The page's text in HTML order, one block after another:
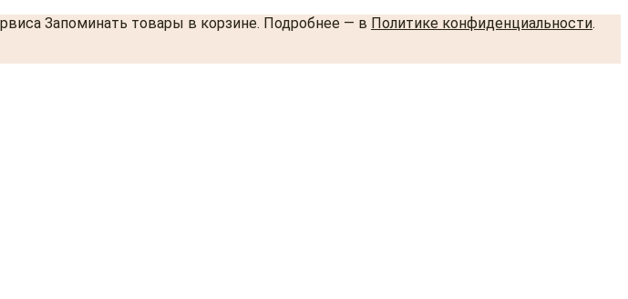
Запоминать товары в корзине. Подробнее — в Политике конфиденциальности.